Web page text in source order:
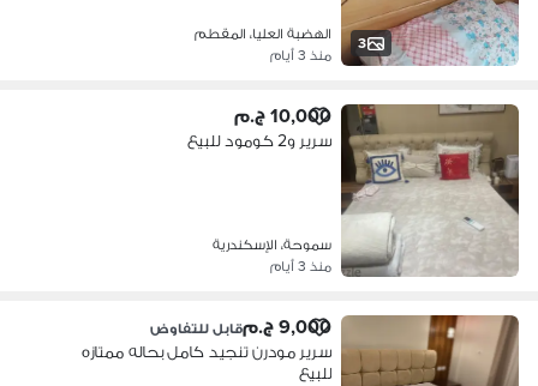
3
الهضبة العليا، المقطم
منذ 3 أيام
10,000 ج.م
سرير و2 كومود للبيع
سموحة، الإسكندرية
منذ 3 أيام
9,000 ج.م قابل للتفاوض
سرير مودرن تنجيد كامل بحاله ممتازه
للبيع